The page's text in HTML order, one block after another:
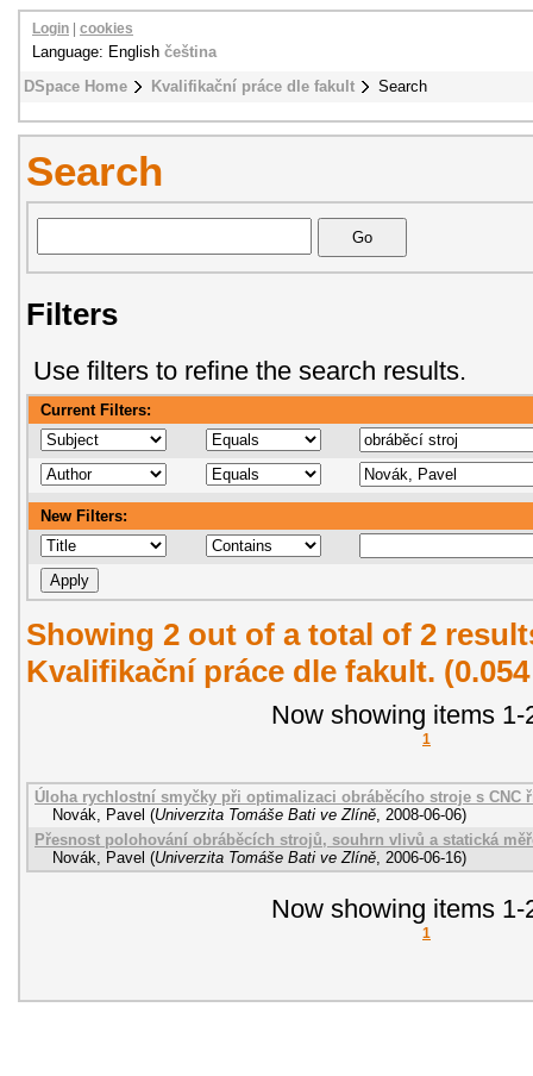
DSpace Home Kvalifikační práce dle fakult Search
Login cookies
Language: English čeština
Search
Filters
Use filters to refine the search results.
Current Filters:
New Filters:
Showing 2 out of a total of 2
Kvalifikační práce dle fakult.
Now showing items 1-
1
Úloha rychlostní smyčky při optimalizaci obráběcího stroje s CNC
Novák, Pavel (Univerzita Tomáše Bati ve Zlíně 2008-06-06)
Přesnost polohování obráběcích strojů, souhrn vlivů a statická
Novák, Pavel (Univerzita Tomáše Bati ve Zlíně 2006-06-16)
Now showing items 1-
1